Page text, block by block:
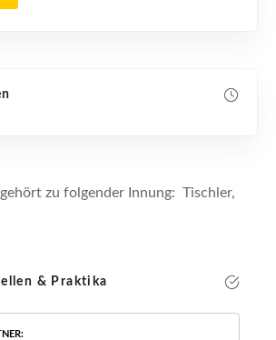
zu folgender Innung: Tischler,
& Praktika